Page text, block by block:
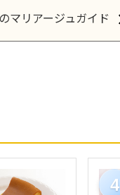
マリアージュガイド
4